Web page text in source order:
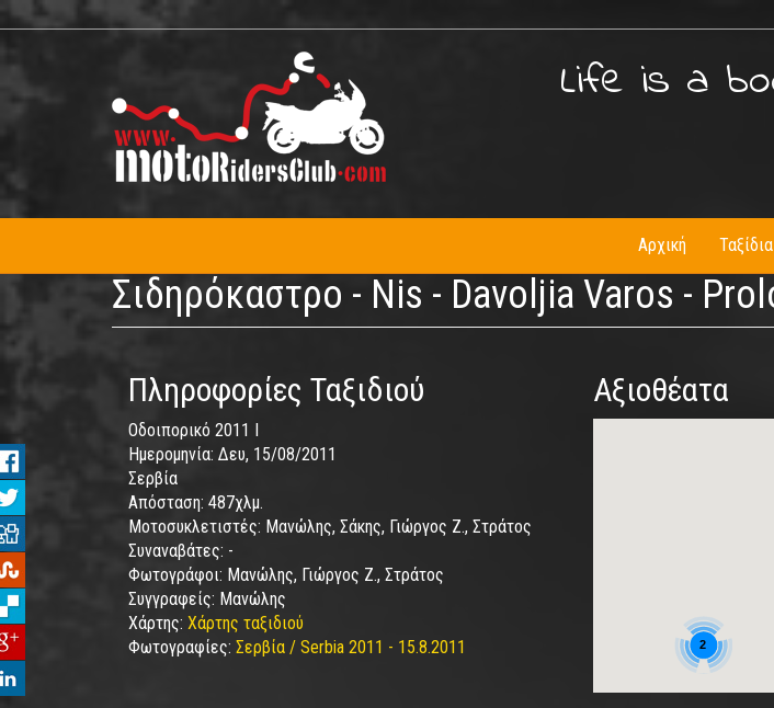
Παράκαμψη
προς
περιεχόμενο
Life is a
Αρχική Ταξίδια
Σιδηρόκαστρο - Nis - Davoljia Varos -
Πληροφορίες Ταξιδιού
Οδοιπορικό 2011 I
Ημερομηνία: Δευ, 15/08/2011
Σερβία
Απόσταση: 487χλμ.
Μοτοσυκλετιστές: Μανώλης, Σάκης, Γιώργος Ζ., Στράτος
Συναναβάτες: -
Φωτογράφοι: Μανώλης, Γιώργος Ζ., Στράτος
Συγγραφείς: Μανώλης
Χάρτης: Χάρτης ταξιδιού
Φωτογραφίες: Σερβία / Serbia 2011 - 15.8.2011
Αξιοθέατα
2